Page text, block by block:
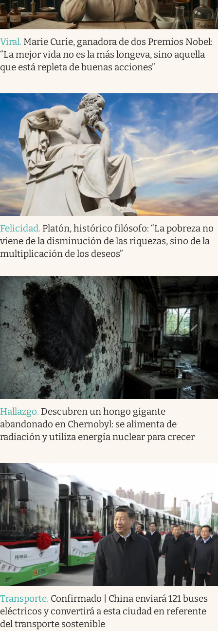
Viral. Marie Curie, ganadora de dos Premios Nobel:
“La mejor vida no es la más longeva, sino aquella
que está repleta de buenas acciones”
Felicidad. Platón, histórico filósofo: “La pobreza no
viene de la disminución de las riquezas, sino de la
multiplicación de los deseos”
Hallazgo. Descubren un hongo gigante
abandonado en Chernobyl: se alimenta de
radiación y utiliza energía nuclear para crecer
Transporte. Confirmado | China enviará 121 buses
eléctricos y convertirá a esta ciudad en referente
del transporte sostenible